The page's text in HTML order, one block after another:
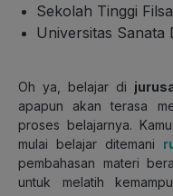
Sekolah Tinggi
Universitas Sanata
Oh ya, belajar di
apapun akan terasa
proses belajarnya.
mulai belajar ditemani
pembahasan materi
untuk melatih